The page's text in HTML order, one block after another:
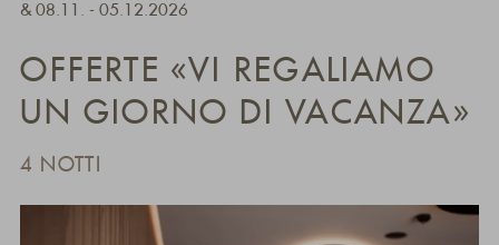
& 08.11. - 05.12.2026
OFFERTE «VI REGALIAMO
UN GIORNO DI VACANZA»
4 NOTTI